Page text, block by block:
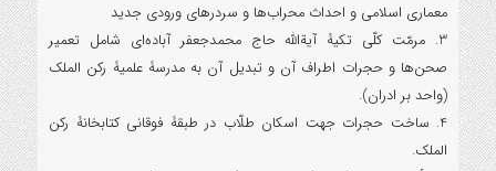
معماری اسلامی و احداث محراب‌ها و سردرهای ورودی جدید
3. مرمّت کلّی تکیۀ آیةالله حاج محمدجعفر آباده‌ای شامل تعمیر
صحن‌ها و حجرات اطراف آن و تبدیل آن به مدرسۀ علمیۀ رکن الملک
(واحد بر ادران).
4. ساخت حجرات جهت اسکان طلّاب در طبقۀ فوقانی کتابخانۀ رکن
الملک.